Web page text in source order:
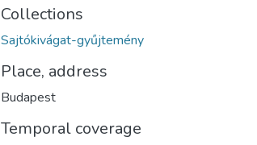
Collections
Sajtókivágat-gyűjtemény
Place, address
Budapest
Temporal coverage